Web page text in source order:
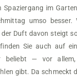
im
umso besser.
Duft davon steigt
Sie auch auf
beliebt — vor
gibt. Da schmeckt